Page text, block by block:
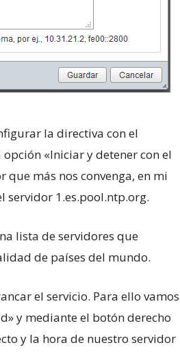
la directiva con el
«Iniciar y detener con el
que más nos convenga, en mi
servidor 1.es.pool.ntp.org.
lista de servidores que
de países del mundo.
el servicio. Para ello vamos
y mediante el botón derecho
y la hora de nuestro servidor